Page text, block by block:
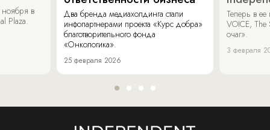
ноября в
Plaza.
Два бренда медиахолдинга стали
инфопартнерами проекта «Курс добра»
благотворительного фонда
«Онкологика».
25 февраля 2026
Теперь в
VOICE,
очаг».
3 февраля